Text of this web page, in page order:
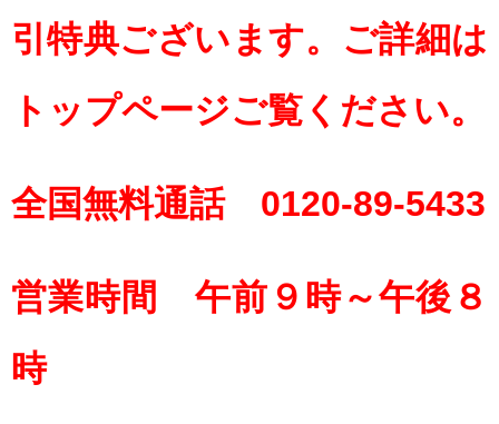
引特典ございます。ご詳細は
トップページご覧ください。
全国無料通話 0120-89-5433
営業時間 午前９時～午後８
時